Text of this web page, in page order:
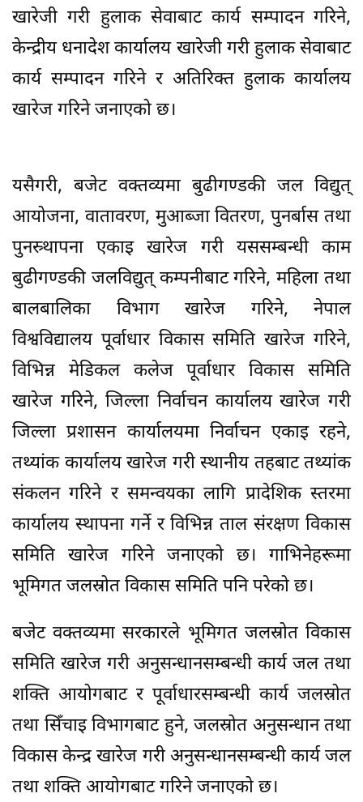
खारेजी गरी हुलाक सेवाबाट कार्य सम्पादन गरिने,
केन्द्रीय धनादेश कार्यालय खारेजी गरी हुलाक सेवाबाट
कार्य सम्पादन गरिने र अतिरिक्त हुलाक कार्यालय
खारेज गरिने जनाएको छ।
यसैगरी, बजेट वक्तव्यमा बुढीगण्डकी जल विद्युत्
आयोजना, वातावरण, मुआब्जा वितरण, पुनर्बास तथा
पुनस्र्थापना एकाइ खारेज गरी यससम्बन्धी काम
बुढीगण्डकी जलविद्युत् कम्पनीबाट गरिने, महिला तथा
बालबालिका विभाग खारेज गरिने, नेपाल
विश्वविद्यालय पूर्वाधार विकास समिति खारेज गरिने,
विभिन्न मेडिकल कलेज पूर्वाधार विकास समिति
खारेज गरिने, जिल्ला निर्वाचन कार्यालय खारेज गरी
जिल्ला प्रशासन कार्यालयमा निर्वाचन एकाइ रहने,
तथ्यांक कार्यालय खारेज गरी स्थानीय तहबाट तथ्यांक
संकलन गरिने र समन्वयका लागि प्रादेशिक स्तरमा
कार्यालय स्थापना गर्ने र विभिन्न ताल संरक्षण विकास
समिति खारेज गरिने जनाएको छ। गाभिनेहरूमा
भूमिगत जलस्रोत विकास समिति पनि परेको छ।
बजेट वक्तव्यमा सरकारले भूमिगत जलस्रोत विकास
समिति खारेज गरी अनुसन्धानसम्बन्धी कार्य जल तथा
शक्ति आयोगबाट र पूर्वाधारसम्बन्धी कार्य जलस्रोत
तथा सिँचाइ विभागबाट हुने, जलस्रोत अनुसन्धान तथा
विकास केन्द्र खारेज गरी अनुसन्धानसम्बन्धी कार्य जल
तथा शक्ति आयोगबाट गरिने जनाएको छ।